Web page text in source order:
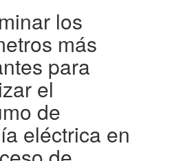
los
más
para
el
de
eléctrica en